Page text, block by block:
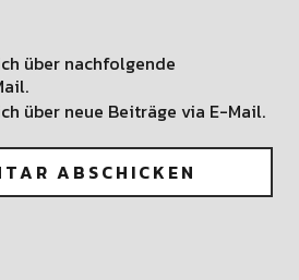
über nachfolgende
über neue Beiträge via E-Mail.